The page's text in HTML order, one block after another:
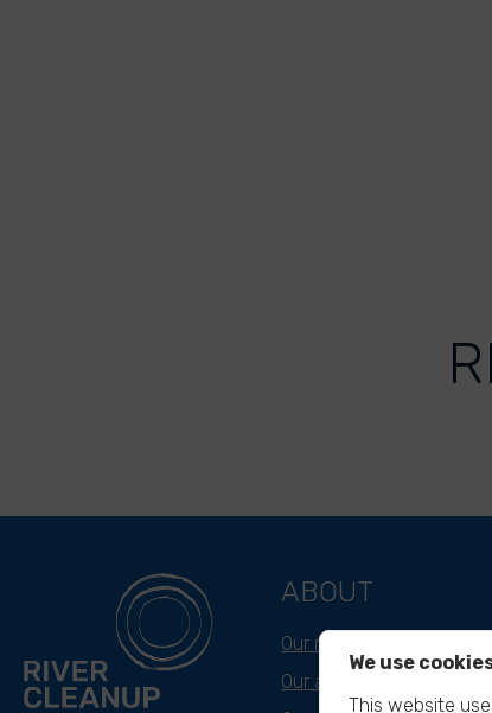
ABOUT
Our mission
Our approach
We use
This website